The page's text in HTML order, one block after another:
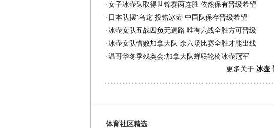
·女子冰壶队取得世锦赛两连胜 依然保有晋级希望
· 日本队摆"乌龙"投错冰壶 中国队保存晋级希望
·冰壶女队五战四负无退路 唯有六战全胜方可晋级
·冰壶女队惜败加拿大队 余六场比赛全胜才能出线
·温哥华冬季残奥会:加拿大队蝉联轮椅冰壶冠军
更多关于 冰壶
体育社区精选